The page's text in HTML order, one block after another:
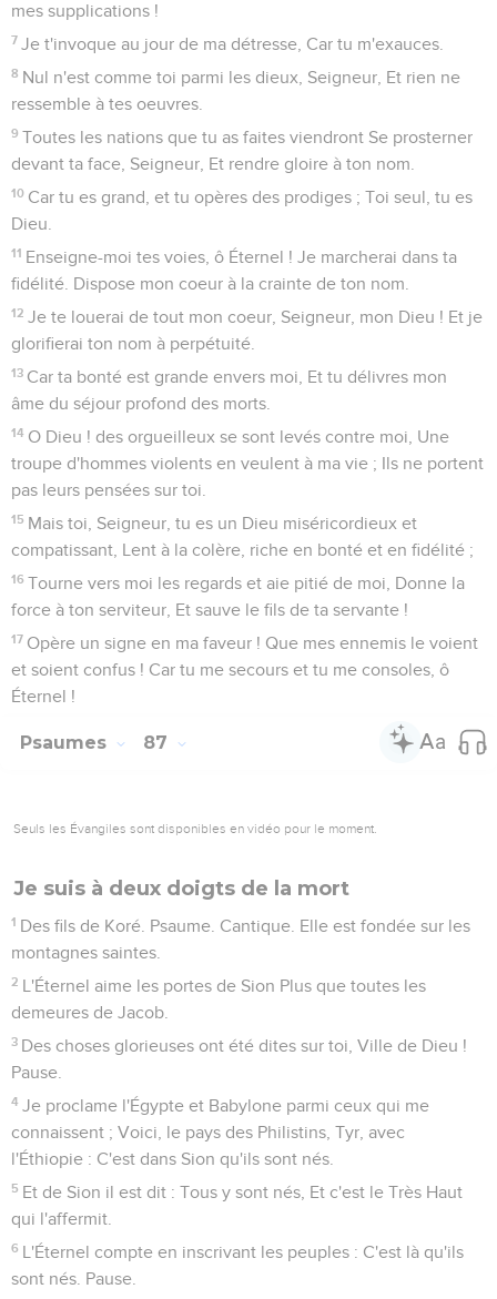
mes supplications !
7 Je t'invoque au jour de ma détresse, Car tu m'exauces.
8 Nul n'est comme toi parmi les dieux, Seigneur, Et rien ne
ressemble à tes oeuvres.
9 Toutes les nations que tu as faites viendront Se prosterner
devant ta face, Seigneur, Et rendre gloire à ton nom.
10 Car tu es grand, et tu opères des prodiges ; Toi seul, tu es
Dieu.
11 Enseigne-moi tes voies, ô Éternel ! Je marcherai dans ta
fidélité. Dispose mon coeur à la crainte de ton nom.
12 Je te louerai de tout mon coeur, Seigneur, mon Dieu ! Et je
glorifierai ton nom à perpétuité.
13 Car ta bonté est grande envers moi, Et tu délivres mon
âme du séjour profond des morts.
14 O Dieu ! des orgueilleux se sont levés contre moi, Une
troupe d'hommes violents en veulent à ma vie ; Ils ne portent
pas leurs pensées sur toi.
15 Mais toi, Seigneur, tu es un Dieu miséricordieux et
compatissant, Lent à la colère, riche en bonté et en fidélité ;
16 Tourne vers moi les regards et aie pitié de moi, Donne la
force à ton serviteur, Et sauve le fils de ta servante !
17 Opère un signe en ma faveur ! Que mes ennemis le voient
et soient confus ! Car tu me secours et tu me consoles, ô
Éternel !
Psaumes 87
Seuls les Évangiles sont disponibles en vidéo pour le moment.
Je suis à deux doigts de la mort
1 Des fils de Koré. Psaume. Cantique. Elle est fondée sur les
montagnes saintes.
2 L'Éternel aime les portes de Sion Plus que toutes les
demeures de Jacob.
3 Des choses glorieuses ont été dites sur toi, Ville de Dieu !
Pause.
4 Je proclame l'Égypte et Babylone parmi ceux qui me
connaissent ; Voici, le pays des Philistins, Tyr, avec
l'Éthiopie : C'est dans Sion qu'ils sont nés.
5 Et de Sion il est dit : Tous y sont nés, Et c'est le Très Haut
qui l'affermit.
6 L'Éternel compte en inscrivant les peuples : C'est là qu'ils
sont nés. Pause.